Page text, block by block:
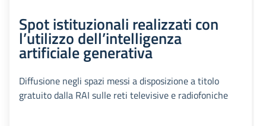
Spot istituzionali realizzati con
l’utilizzo dell’intelligenza
artificiale generativa
Diffusione negli spazi messi a disposizione a titolo
gratuito dalla RAI sulle reti televisive e radiofoniche